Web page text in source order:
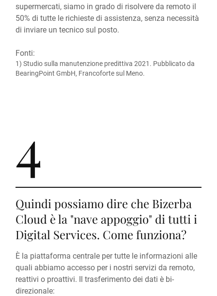
supermercati, siamo in grado di risolvere da remoto il
50% di tutte le richieste di assistenza, senza necessità
di inviare un tecnico sul posto.
Fonti:
1) Studio sulla manutenzione predittiva 2021. Pubblicato da
BearingPoint GmbH, Francoforte sul Meno.
4
Quindi possiamo dire che Bizerba
Cloud è la "nave appoggio" di tutti i
Digital Services. Come funziona?
È la piattaforma centrale per tutte le informazioni alle
quali abbiamo accesso per i nostri servizi da remoto,
reattivi o proattivi. Il trasferimento dei dati è bi-
direzionale: